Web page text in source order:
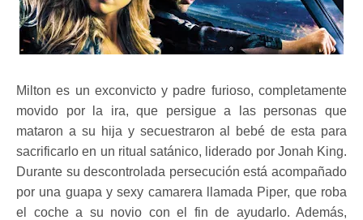
Milton es un exconvicto y padre furioso, completamente
movido por la ira, que persigue a las personas que
mataron a su hija y secuestraron al bebé de esta para
sacrificarlo en un ritual satánico, liderado por Jonah King.
Durante su descontrolada persecución está acompañado
por una guapa y sexy camarera llamada Piper, que roba
el coche a su novio con el fin de ayudarlo. Además,